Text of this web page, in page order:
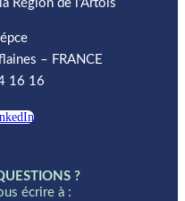
Région de l’Artois
– FRANCE
16 16
?
écrire à :